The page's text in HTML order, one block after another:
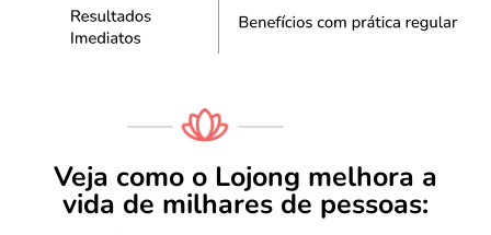
Veja como o Lojong melhora a
vida de milhares de pessoas: